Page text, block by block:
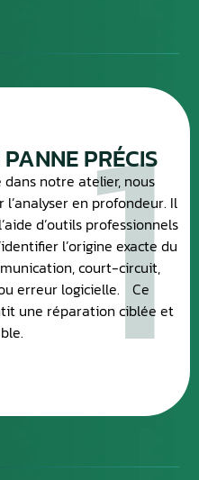
1
PRÉCIS
notre atelier, nous
en profondeur. Il
d’outils professionnels
l’origine exacte du
court-circuit,
erreur logicielle. Ce
une réparation ciblée et